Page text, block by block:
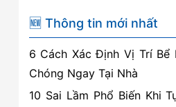
uy
tín
tại
Dương
Kinh
🆕 Thông tin mới nhất
6 Cách Xác Định Vị Trí Bể
Chóng Ngay Tại Nhà
10 Sai Lầm Phổ Biến Khi